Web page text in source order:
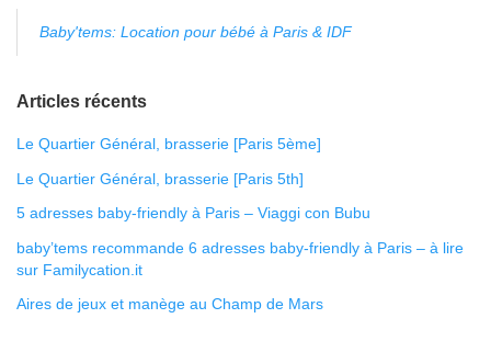
Baby'tems: Location pour bébé à Paris & IDF
Articles récents
Le Quartier Général, brasserie [Paris 5ème]
Le Quartier Général, brasserie [Paris 5th]
5 adresses baby-friendly à Paris – Viaggi con Bubu
baby’tems recommande 6 adresses baby-friendly à Paris – à lire
sur Familycation.it
Aires de jeux et manège au Champ de Mars